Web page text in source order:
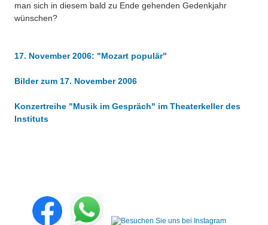
man sich in diesem bald zu Ende gehenden Gedenkjahr
wünschen?
17. November 2006: "Mozart populär"
Bilder zum 17. November 2006
Konzertreihe "Musik im Gespräch" im Theaterkeller des
Instituts